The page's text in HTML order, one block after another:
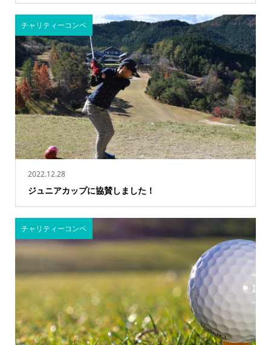
2022.12.28
ジュニアカップに協賛しました！
チャリティーコンペ
チャリティーコンペ